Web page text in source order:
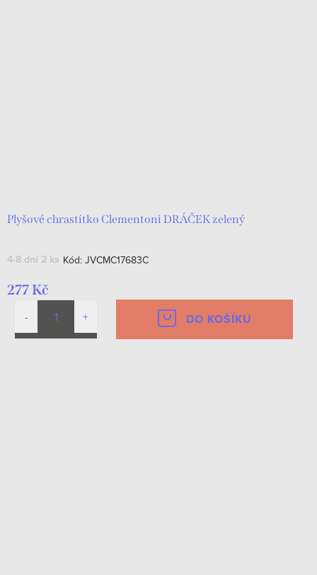
Plyšové chrastítko Clementoni DRÁČEK zelený
4-8 dní 2 ks Kód: JVCMC17683C
277 Kč
DO KOŠÍKU